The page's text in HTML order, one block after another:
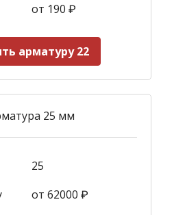
от 190 ₽
арматуру 22
25 мм
25
от 62000 ₽